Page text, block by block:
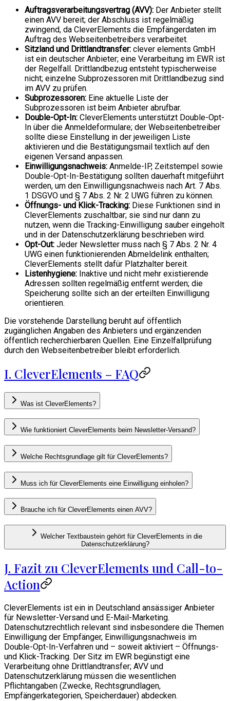
Auftragsverarbeitungsvertrag (AVV): Der Anbieter stellt
einen AVV bereit; der Abschluss ist regelmäßig
zwingend, da CleverElements die Empfängerdaten im
Auftrag des Webseitenbetreibers verarbeitet.
Sitzland und Drittlandtransfer: clever elements GmbH
ist ein deutscher Anbieter; eine Verarbeitung im EWR ist
der Regelfall. Drittlandbezug entsteht typischerweise
nicht; einzelne Subprozessoren mit Drittlandbezug sind
im AVV zu prüfen.
Subprozessoren: Eine aktuelle Liste der
Subprozessoren ist beim Anbieter abrufbar.
Double-Opt-In: CleverElements unterstützt Double-Opt-
In über die Anmeldeformulare; der Webseitenbetreiber
sollte diese Einstellung in der jeweiligen Liste
aktivieren und die Bestätigungsmail textlich auf den
eigenen Versand anpassen.
Einwilligungsnachweis: Anmelde-IP, Zeitstempel sowie
Double-Opt-In-Bestätigung sollten dauerhaft mitgeführt
werden, um den Einwilligungsnachweis nach Art. 7 Abs.
1 DSGVO und § 7 Abs. 2 Nr. 2 UWG führen zu können.
Öffnungs- und Klick-Tracking: Diese Funktionen sind in
CleverElements zuschaltbar; sie sind nur dann zu
nutzen, wenn die Tracking-Einwilligung sauber eingeholt
und in der Datenschutzerklärung beschrieben wird.
Opt-Out: Jeder Newsletter muss nach § 7 Abs. 2 Nr. 4
UWG einen funktionierenden Abmeldelink enthalten;
CleverElements stellt dafür Platzhalter bereit.
Listenhygiene: Inaktive und nicht mehr existierende
Adressen sollten regelmäßig entfernt werden; die
Speicherung sollte sich an der erteilten Einwilligung
orientieren.
Die vorstehende Darstellung beruht auf öffentlich
zugänglichen Angaben des Anbieters und ergänzenden
öffentlich recherchierbaren Quellen. Eine Einzelfallprüfung
durch den Webseitenbetreiber bleibt erforderlich.
I. CleverElements – FAQ
Was ist CleverElements?
Wie funktioniert CleverElements beim Newsletter-Versand?
Welche Rechtsgrundlage gilt für CleverElements?
Muss ich für CleverElements eine Einwilligung einholen?
Brauche ich für CleverElements einen AVV?
Welcher Textbaustein gehört für CleverElements in die
Datenschutzerklärung?
J. Fazit zu CleverElements und Call-to-
Action
CleverElements ist ein in Deutschland ansässiger Anbieter
für Newsletter-Versand und E-Mail-Marketing.
Datenschutzrechtlich relevant sind insbesondere die Themen
Einwilligung der Empfänger, Einwilligungsnachweis im
Double-Opt-In-Verfahren und – soweit aktiviert – Öffnungs-
und Klick-Tracking. Der Sitz im EWR begünstigt eine
Verarbeitung ohne Drittlandtransfer; AVV und
Datenschutzerklärung müssen die wesentlichen
Pflichtangaben (Zwecke, Rechtsgrundlagen,
Empfängerkategorien, Speicherdauer) abdecken.